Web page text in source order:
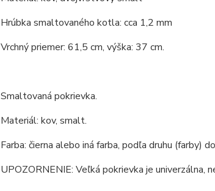
Hrúbka smaltovaného kotla: cca 1,2 mm
Vrchný priemer: 61,5 cm, výška: 37 cm.
Smaltovaná pokrievka.
Materiál: kov, smalt.
Farba: čierna alebo iná farba, podľa druhu (farby)
UPOZORNENIE: Veľká pokrievka je